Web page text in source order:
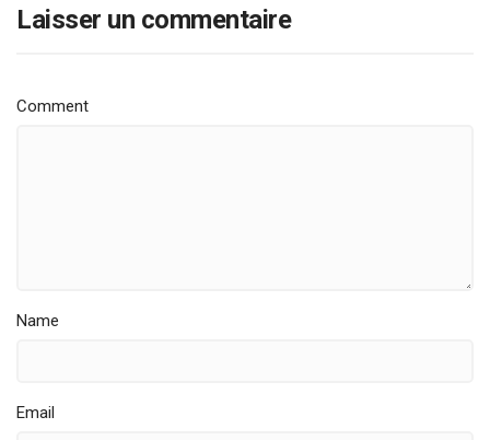
Laisser un commentaire
Comment
Name
Email